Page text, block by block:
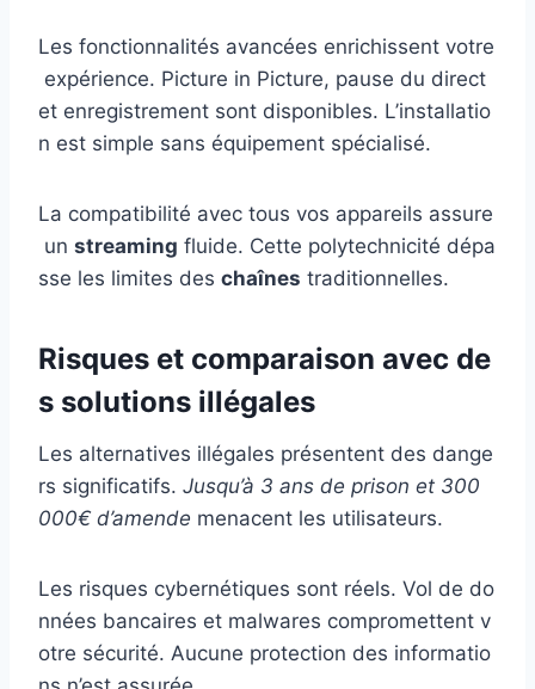
Les fonctionnalités avancées enrichissent votre
expérience. Picture in Picture, pause du direct
et enregistrement sont disponibles. L’installatio
n est simple sans équipement spécialisé.
La compatibilité avec tous vos appareils assure
un streaming fluide. Cette polytechnicité dépa
sse les limites des chaînes traditionnelles.
Risques et comparaison avec de
s solutions illégales
Les alternatives illégales présentent des dange
rs significatifs. Jusqu’à 3 ans de prison et 300
000€ d’amende menacent les utilisateurs.
Les risques cybernétiques sont réels. Vol de do
nnées bancaires et malwares compromettent v
otre sécurité. Aucune protection des informatio